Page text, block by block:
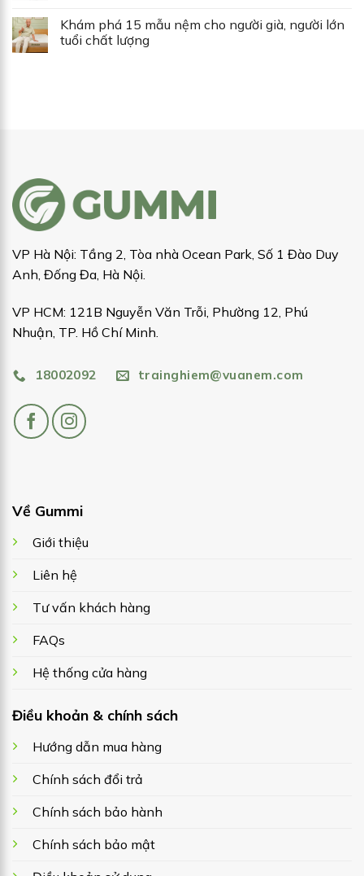
Khám phá 15 mẫu nệm cho người già, người lớn
tuổi chất lượng
VP Hà Nội: Tầng 2, Tòa nhà Ocean Park, Số 1 Đào Duy
Anh, Đống Đa, Hà Nội.
VP HCM: 121B Nguyễn Văn Trỗi, Phường 12, Phú
Nhuận, TP. Hồ Chí Minh.
18002092 trainghiem@vuanem.com
Về Gummi
Giới thiệu
Liên hệ
Tư vấn khách hàng
FAQs
Hệ thống cửa hàng
Điều khoản & chính sách
Hướng dẫn mua hàng
Chính sách đổi trả
Chính sách bảo hành
Chính sách bảo mật